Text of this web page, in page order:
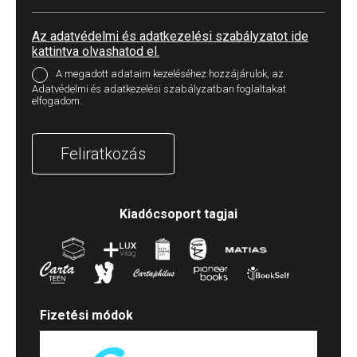
Az adatvédelmi és adatkezelési szabályzatot ide
kattintva olvashatod el.
A megadott adataim kezeléséhez hozzájárulok, az
Adatvédelmi és adatkezelési szabályzatban foglaltakat
elfogadom.
Feliratkozás
Kiadócsoport tagjai
Fizetési módok